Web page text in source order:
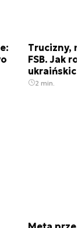
Trucizny,
FSB. Jak
2 min.